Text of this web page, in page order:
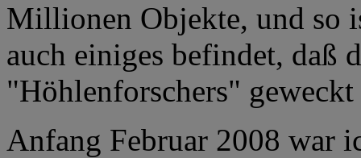
Millionen Objekte, und so
auch einiges befindet, daß
"Höhlenforschers"
Anfang Februar 2008 war